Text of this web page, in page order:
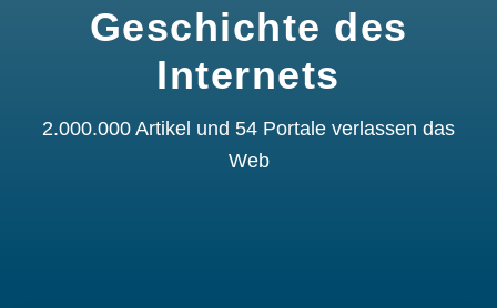
Geschichte des
Internets
2.000.000 Artikel und 54 Portale verlassen das
Web